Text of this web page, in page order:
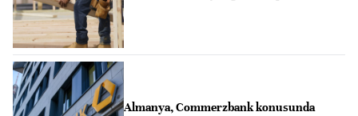
Almanya, Commerzbank konusunda